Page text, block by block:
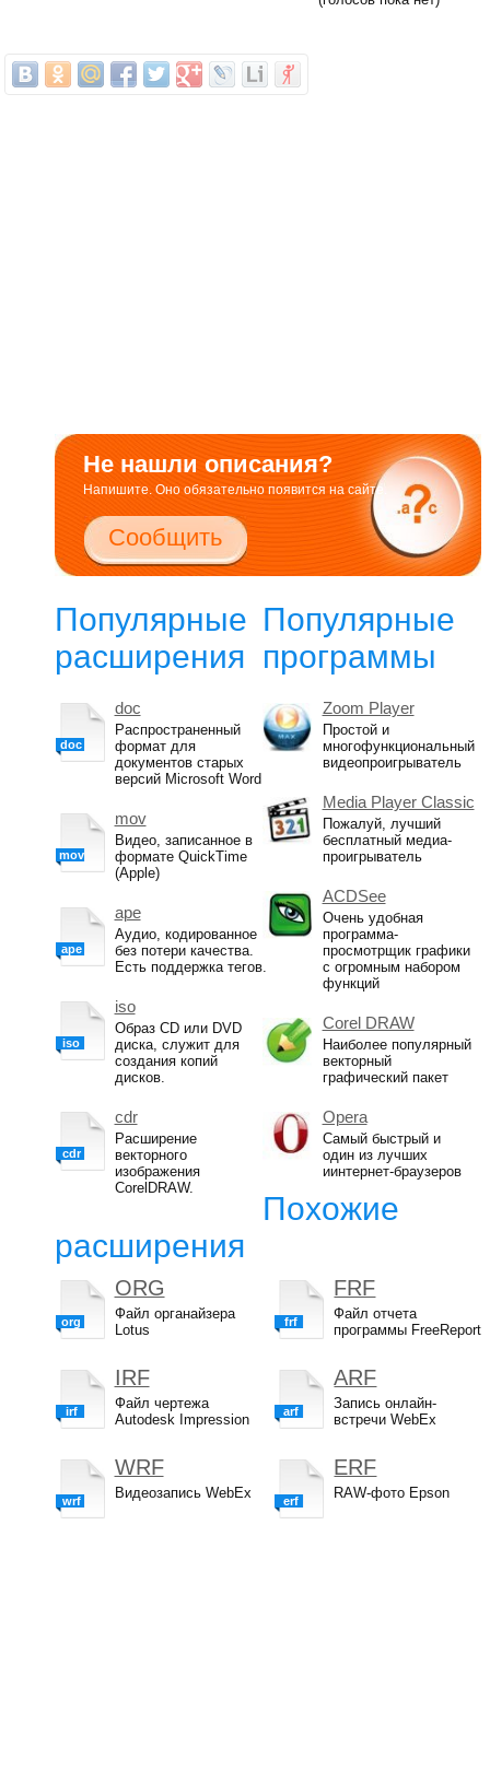
Не нашли описания?
Напишите. Оно обязательно появится на сайте.
Сообщить
Популярные
расширения
doc
doc
Распространенный
формат для
документов старых
версий Microsoft Word
mov
mov
Видео, записанное в
формате QuickTime
(Apple)
ape
ape
Аудио, кодированное
без потери качества.
Есть поддержка тегов.
iso
iso
Образ CD или DVD
диска, служит для
создания копий
дисков.
cdr
cdr
Расширение
векторного
изображения
CorelDRAW.
Популярные
программы
Zoom Player
Простой и
многофункциональный
видеопроигрыватель
Media Player Classic
Пожалуй, лучший
бесплатный медиа-
проигрыватель
ACDSee
Очень удобная
программа-
просмотрщик графики
с огромным набором
функций
Corel DRAW
Наиболее популярный
векторный
графический пакет
Opera
Самый быстрый и
один из лучших
иинтернет-браузеров
Похожие
расширения
org
ORG
Файл органайзера
Lotus
irf
IRF
Файл чертежа
Autodesk Impression
wrf
WRF
Видеозапись WebEx
frf
FRF
Файл отчета
программы FreeReport
arf
ARF
Запись онлайн-
встречи WebEx
erf
ERF
RAW-фото Epson